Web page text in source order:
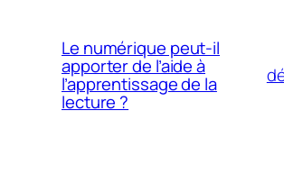
Le numérique peut-il
apporter de l’aide à
l’apprentissage de la
lecture ?